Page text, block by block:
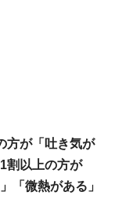
方が「吐き気が
割以上の方が
「微熱がある」